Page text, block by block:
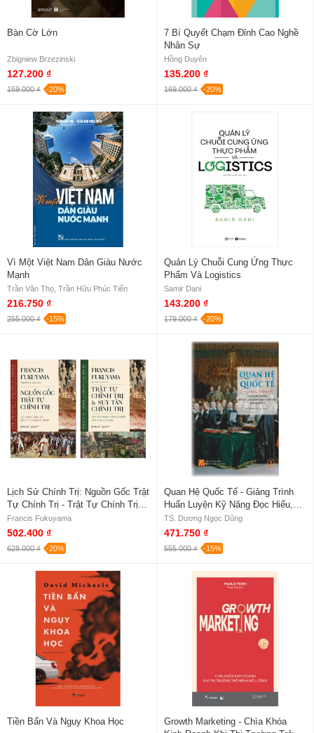
Bàn Cờ Lớn
Zbigniew Brzezinski
127.200 ₫
159.000 ₫ -20%
7 Bí Quyết Chạm Đỉnh Cao Nghề
Nhân Sự
Hồng Duyên
135.200 ₫
169.000 ₫ -20%
Vì Một Việt Nam Dân Giàu Nước
Mạnh
Trần Văn Thọ, Trần Hữu Phúc Tiến
216.750 ₫
255.000 ₫ -15%
Quản Lý Chuỗi Cung Ứng Thực
Phẩm Và Logistics
Samir Dani
143.200 ₫
179.000 ₫ -20%
Lịch Sử Chính Trị: Nguồn Gốc Trật
Tự Chính Trị - Trật Tự Chính Trị
Và Suy Tàn Chính Trị (Bộ 2 Tập)
Francis Fukuyama
502.400 ₫
628.000 ₫ -20%
Quan Hệ Quốc Tế - Giảng Trình
Huấn Luyện Kỹ Năng Đọc Hiểu,
Biên, Phiên Dịch Các Văn Bản
Quan Hệ Quốc Tế
TS. Dương Ngọc Dũng
471.750 ₫
555.000 ₫ -15%
Tiền Bẩn Và Ngụy Khoa Học
Growth Marketing - Chìa Khóa